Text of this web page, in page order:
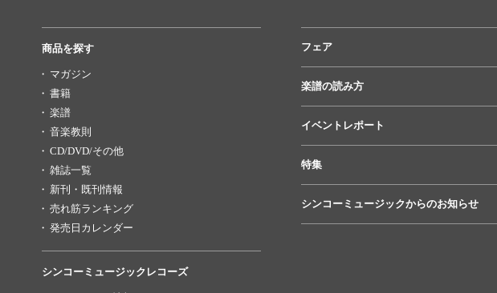
商品を探す
マガジン
書籍
楽譜
音楽教則
CD/DVD/その他
雑誌一覧
新刊・既刊情報
売れ筋ランキング
発売日カレンダー
シンコーミュージックレコーズ
フェア
楽譜の読み方
イベントレポート
特集
シンコーミュージックからのお知らせ